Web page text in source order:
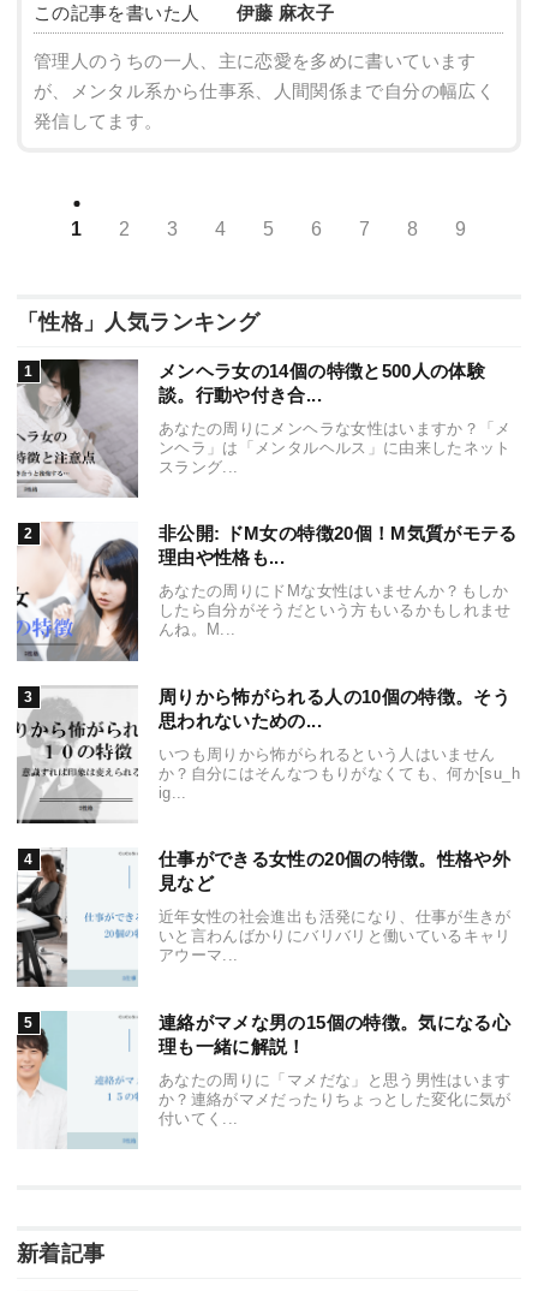
この記事を書いた人 伊藤 麻衣子
管理人のうちの一人、主に恋愛を多めに書いています
が、メンタル系から仕事系、人間関係まで自分の幅広く
発信してます。
1 2 3 4 5 6 7 8 9
「性格」人気ランキング
メンヘラ女の14個の特徴と500人の体験
談。行動や付き合...
あなたの周りにメンヘラな女性はいますか？「メ
ンヘラ」は「メンタルヘルス」に由来したネット
スラング...
非公開: ドM女の特徴20個！M気質がモテる
理由や性格も...
あなたの周りにドMな女性はいませんか？もしか
したら自分がそうだという方もいるかもしれませ
んね。M...
周りから怖がられる人の10個の特徴。そう
思われないための...
いつも周りから怖がられるという人はいません
か？自分にはそんなつもりがなくても、何か[su_h
ig...
仕事ができる女性の20個の特徴。性格や外
見など
近年女性の社会進出も活発になり、仕事が生きが
いと言わんばかりにバリバリと働いているキャリ
アウーマ...
連絡がマメな男の15個の特徴。気になる心
理も一緒に解説！
あなたの周りに「マメだな」と思う男性はいます
か？連絡がマメだったりちょっとした変化に気が
付いてく...
新着記事